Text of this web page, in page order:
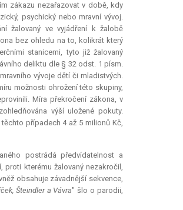
zákazu nezařazovat v době, kdy
psychický nebo mravní vývoj.
žalovaný ve vyjádření k žalobě
bez ohledu na to, kolikrát který
stanicemi, tyto již žalovaný
deliktu dle § 32 odst. 1 písm.
vývoje dětí či mladistvých.
možnosti ohrožení této skupiny,
Míra překročení zákona, v
výší uložené pokuty.
případech 4 až 5 milionů Kč,
postrádá předvídatelnost a
proti kterému žalovaný nezakročil,
obsahuje závadnější sekvence,
Šteindler a Vávra" šlo o parodii,